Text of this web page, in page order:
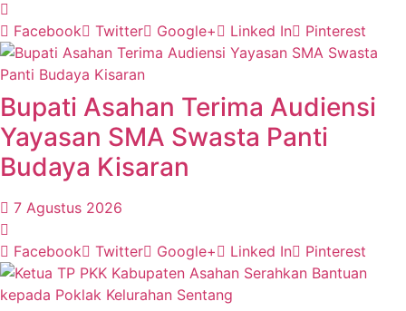
Facebook Twitter Google+ Linked In Pinterest
Bupati Asahan Terima Audiensi
Yayasan SMA Swasta Panti
Budaya Kisaran
7 Agustus 2026
Facebook Twitter Google+ Linked In Pinterest